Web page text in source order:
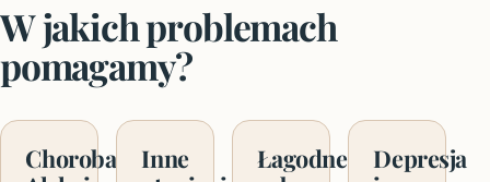
W jakich problemach
pomagamy?
Choroba
Inne
Łagodne
Depresja